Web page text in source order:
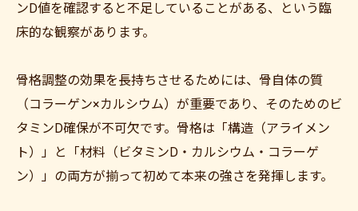
ンD値を確認すると不足していることがある、という臨
床的な観察があります。
骨格調整の効果を長持ちさせるためには、骨自体の質
（コラーゲン×カルシウム）が重要であり、そのためのビ
タミンD確保が不可欠です。骨格は「構造（アライメン
ト）」と「材料（ビタミンD・カルシウム・コラーゲ
ン）」の両方が揃って初めて本来の強さを発揮します。